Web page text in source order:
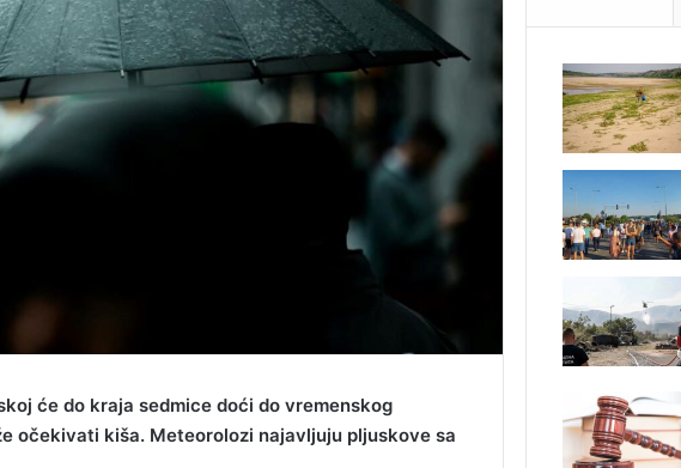
će do kraja sedmice doći do vremenskog
očekivati kiša. Meteorolozi najavljuju pljuskove sa